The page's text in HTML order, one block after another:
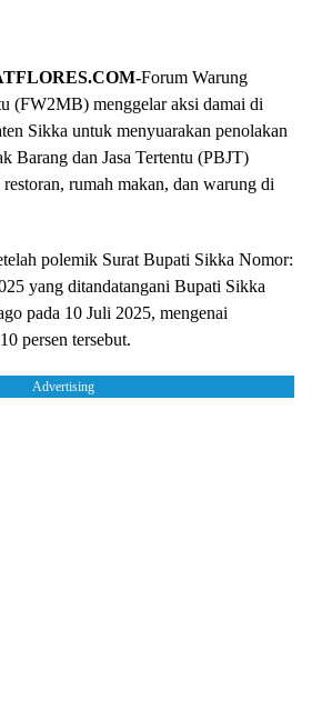
Forum Warung
(FW2MB) menggelar aksi damai di
Sikka untuk menyuarakan penolakan
Barang dan Jasa Tertentu (PBJT)
restoran, rumah makan, dan warung di
polemik Surat Bupati Sikka Nomor:
yang ditandatangani Bupati Sikka
pada 10 Juli 2025, mengenai
persen tersebut.
Advertising